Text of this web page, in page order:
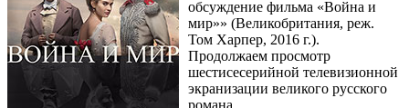
обсуждение фильма «Война и
мир»» (Великобритания, реж.
Том Харпер, 2016 г.).
Продолжаем просмотр
шестисесерийной телевизионной
экранизации великого русского
романа.